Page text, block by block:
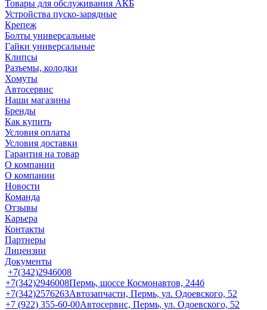
Товары для обслуживания АКБ
Устройства пуско-зарядные
Крепеж
Болты универсальные
Гайки универсальные
Клипсы
Разъемы, колодки
Хомуты
Автосервис
Наши магазины
Бренды
Как купить
Условия оплаты
Условия доставки
Гарантия на товар
О компании
О компании
Новости
Команда
Отзывы
Карьера
Контакты
Партнеры
Лицензии
Документы
+7(342)2946008
+7(342)2946008Пермь, шоссе Космонавтов, 244б
+7(342)2576263Автозапчасти, Пермь, ул. Одоевского, 52
+7 (922) 355-60-00Автосервис, Пермь, ул. Одоевского, 52